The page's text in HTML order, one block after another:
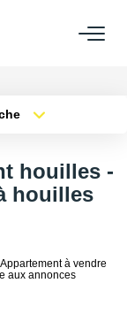
de critères
houilles -
houilles
à vendre
aux annonces